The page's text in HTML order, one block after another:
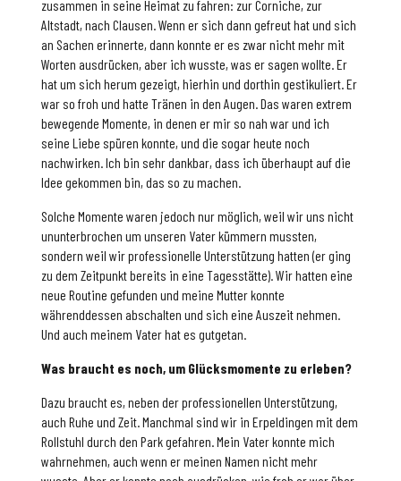
zusammen in seine Heimat zu fahren: zur Corniche, zur
Altstadt, nach Clausen. Wenn er sich dann gefreut hat und sich
an Sachen erinnerte, dann konnte er es zwar nicht mehr mit
Worten ausdrücken, aber ich wusste, was er sagen wollte. Er
hat um sich herum gezeigt, hierhin und dorthin gestikuliert. Er
war so froh und hatte Tränen in den Augen. Das waren extrem
bewegende Momente, in denen er mir so nah war und ich
seine Liebe spüren konnte, und die sogar heute noch
nachwirken. Ich bin sehr dankbar, dass ich überhaupt auf die
Idee gekommen bin, das so zu machen.
Solche Momente waren jedoch nur möglich, weil wir uns nicht
ununterbrochen um unseren Vater kümmern mussten,
sondern weil wir professionelle Unterstützung hatten (er ging
zu dem Zeitpunkt bereits in eine Tagesstätte). Wir hatten eine
neue Routine gefunden und meine Mutter konnte
währenddessen abschalten und sich eine Auszeit nehmen.
Und auch meinem Vater hat es gutgetan.
Was braucht es noch, um Glücksmomente zu erleben?
Dazu braucht es, neben der professionellen Unterstützung,
auch Ruhe und Zeit. Manchmal sind wir in Erpeldingen mit dem
Rollstuhl durch den Park gefahren. Mein Vater konnte mich
wahrnehmen, auch wenn er meinen Namen nicht mehr